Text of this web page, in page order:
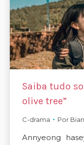
Saiba tudo
olive tree”
C-drama Por
Annyeong